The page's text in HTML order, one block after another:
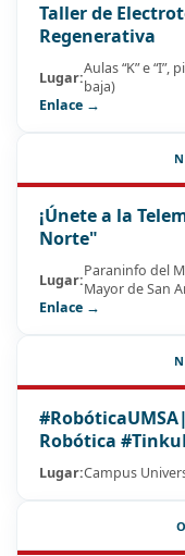
Taller de
Regenerativa
Lugar:Aulas “K” e
baja)
Enlace →
¡Únete a la
Norte"
Lugar:Paraninfo del
Mayor de San
Enlace →
Robótica
Lugar:Campus